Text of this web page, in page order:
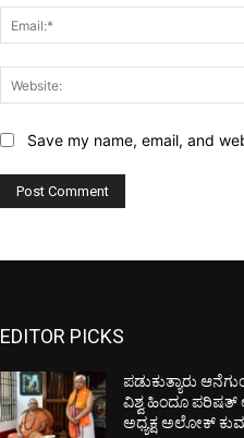
Save my name, email, and
EDITOR PICKS
ಪಡುಕುತ್ಯಾರು
ವಿಶ್ವ ಹಿಂದೂ ಪರಿಷತ್
ಅಧ್ಯಕ್ಷ ಅಲೋಕ್